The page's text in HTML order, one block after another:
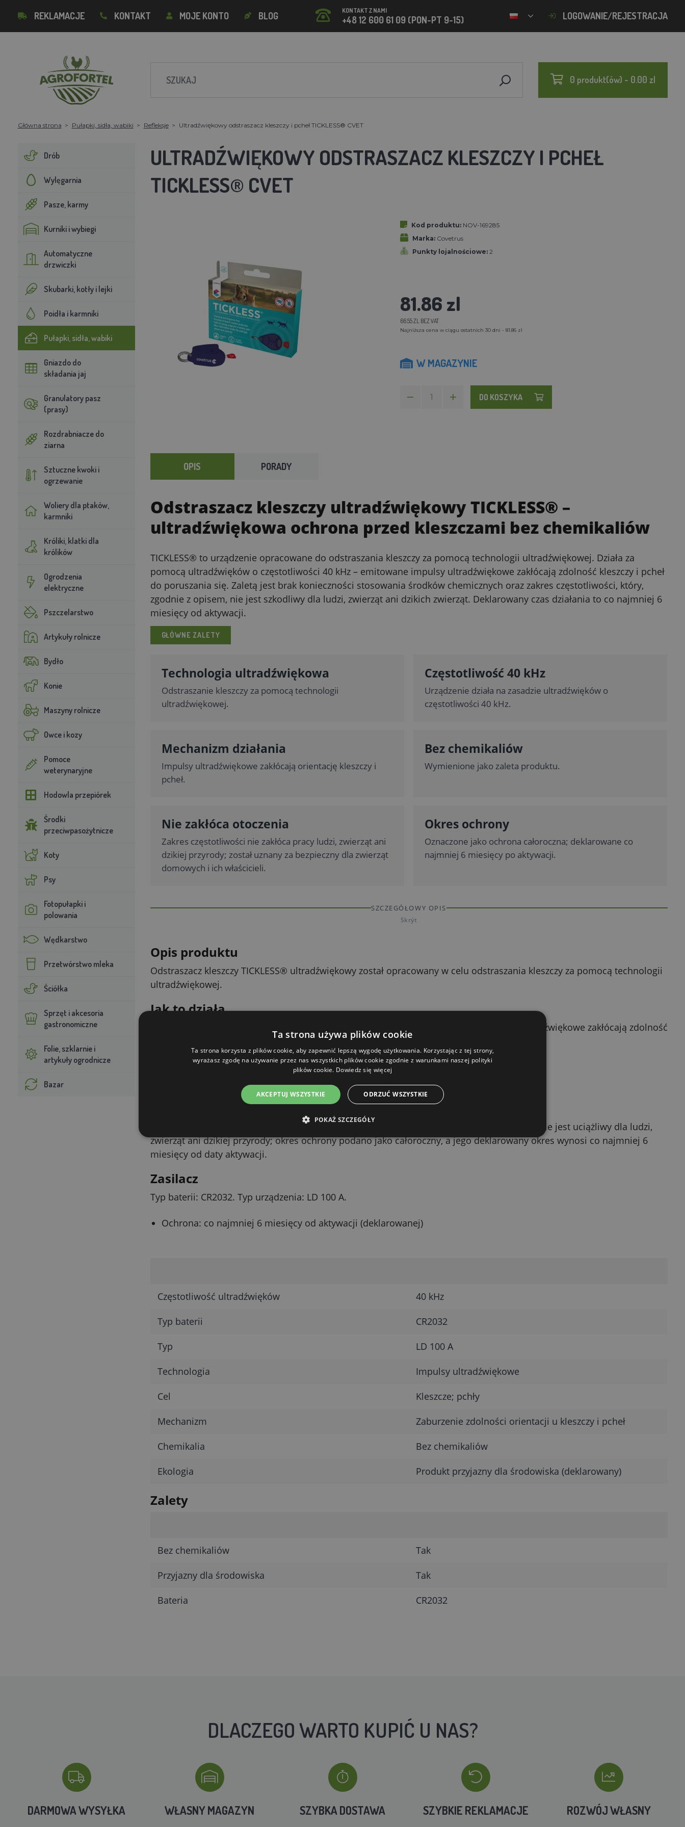
REKLAMACJE KONTAKT MOJE KONTO BLOG KONTAKT Z NAMI
+48 12 600 61 09 (PON-PT 9-15) LOGOWANIE/REJESTRACJA
0 produkt(ów) - 0.00 zl
Główna strona Pułapki, sidła, wabiki Refleksje Ultradźwiękowy odstraszacz kleszczy i pcheł TICKLESS® CVET
Drób
Wylęgarnia
Pasze, karmy
Kurniki i wybiegi
Automatyczne
drzwiczki
Skubarki, kotły i lejki
Poidła i karmniki
Pułapki, sidła, wabiki
Gniazdo do
składania jaj
Granulatory pasz
(prasy)
Rozdrabniacze do
ziarna
Sztuczne kwoki i
ogrzewanie
Woliery dla ptaków,
karmniki
Króliki, klatki dla
królików
Ogrodzenia
elektryczne
Pszczelarstwo
Artykuły rolnicze
Bydło
Konie
Maszyny rolnicze
Owce i kozy
Pomoce
weterynaryjne
Hodowla przepiórek
Środki
przeciwpasożytnicze
Koty
Psy
Fotopułapki i
polowania
Wędkarstwo
Przetwórstwo mleka
Ściółka
Sprzęt i akcesoria
gastronomiczne
Folie, szklarnie i
artykuły ogrodnicze
Bazar
ULTRADŹWIĘKOWY ODSTRASZACZ KLESZCZY I PCHEŁ
TICKLESS® CVET
Kod produktu: NOV-169285
Marka: Covetrus
Punkty lojalnościowe: 2
81.86 zl
66.55 ZL BEZ VAT
Najniższa cena w ciągu ostatnich 30 dni - 81.86 zl
W MAGAZYNIE
DO KOSZYKA
OPIS PORADY
Odstraszacz kleszczy ultradźwiękowy TICKLESS® –
ultradźwiękowa ochrona przed kleszczami bez chemikaliów
TICKLESS® to urządzenie opracowane do odstraszania kleszczy za pomocą technologii ultradźwiękowej. Działa za
pomocą ultradźwięków o częstotliwości 40 kHz – emitowane impulsy ultradźwiękowe zakłócają zdolność kleszczy i pcheł
do poruszania się. Zaletą jest brak konieczności stosowania środków chemicznych oraz zakres częstotliwości, który,
zgodnie z opisem, nie jest szkodliwy dla ludzi, zwierząt ani dzikich zwierząt. Deklarowany czas działania to co najmniej 6
miesięcy od aktywacji.
GŁÓWNE ZALETY
Technologia ultradźwiękowa
Odstraszanie kleszczy za pomocą technologii
ultradźwiękowej.
Częstotliwość 40 kHz
Urządzenie działa na zasadzie ultradźwięków o
częstotliwości 40 kHz.
Mechanizm działania
Impulsy ultradźwiękowe zakłócają orientację kleszczy i
pcheł.
Bez chemikaliów
Wymienione jako zaleta produktu.
Nie zakłóca otoczenia
Zakres częstotliwości nie zakłóca pracy ludzi, zwierząt ani
dzikiej przyrody; został uznany za bezpieczny dla zwierząt
domowych i ich właścicieli.
Okres ochrony
Oznaczone jako ochrona całoroczna; deklarowane co
najmniej 6 miesięcy po aktywacji.
SZCZEGÓŁOWY OPIS
Skrýt
Opis produktu
Odstraszacz kleszczy TICKLESS® ultradźwiękowy został opracowany w celu odstraszania kleszczy za pomocą technologii
ultradźwiękowej.
Jak to działa
Produkt działa za pomocą ultradźwięków o częstotliwości 40 kHz. Emitowane impulsy ultradźwiękowe zakłócają zdolność
kleszczy i pcheł do poruszania się.
Dla kogo i do czego jest skierowany?
Urządzenie ma za zadanie odstraszać kleszcze, działa także na pchły.
Deklarowane korzyści
Produkt wolny od substancji chemicznych; przyjazny dla środowiska; zakres częstotliwości nie jest uciążliwy dla ludzi,
zwierząt ani dzikiej przyrody; okres ochrony podano jako całoroczny, a jego deklarowany okres wynosi co najmniej 6
miesięcy od daty aktywacji.
Zasilacz
Typ baterii: CR2032. Typ urządzenia: LD 100 A.
Ochrona: co najmniej 6 miesięcy od aktywacji (deklarowanej)
Częstotliwość ultradźwięków 40 kHz
Typ baterii CR2032
Typ LD 100 A
Technologia Impulsy ultradźwiękowe
Cel Kleszcze; pchły
Mechanizm Zaburzenie zdolności orientacji u kleszczy i pcheł
Chemikalia Bez chemikaliów
Ekologia Produkt przyjazny dla środowiska (deklarowany)
Zalety
Bez chemikaliów Tak
Przyjazny dla środowiska Tak
Bateria CR2032
DLACZEGO WARTO KUPIĆ U NAS?
DARMOWA WYSYŁKA WŁASNY MAGAZYN SZYBKA DOSTAWA SZYBKIE REKLAMACJE ROZWÓJ WŁASNY
Ta strona używa plików cookie
Ta strona korzysta z plików cookie, aby zapewnić lepszą wygodę użytkowania. Korzystając z tej strony,
wyrażasz zgodę na używanie przez nas wszystkich plików cookie zgodnie z warunkami naszej polityki
plików cookie. Dowiedz się więcej
AKCEPTUJ WSZYSTKIE ODRZUĆ WSZYSTKIE
POKAŻ SZCZEGÓŁY